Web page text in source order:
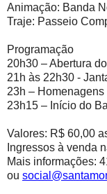
Animação: Banda
Traje: Passeio
Programação
20h30 – Abertura
21h às 22h30 -
23h – Homenagens
23h15 – Início do
Valores: R$ 60,00
Ingressos à venda
Mais informações:
ou